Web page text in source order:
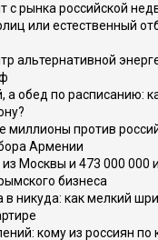
с рынка российской
или естественный
альтернативной
а обед по расписанию:
миллионы против
Армении
из Москвы и 473 000
бизнеса
в никуда: как мелкий
кому из россиян